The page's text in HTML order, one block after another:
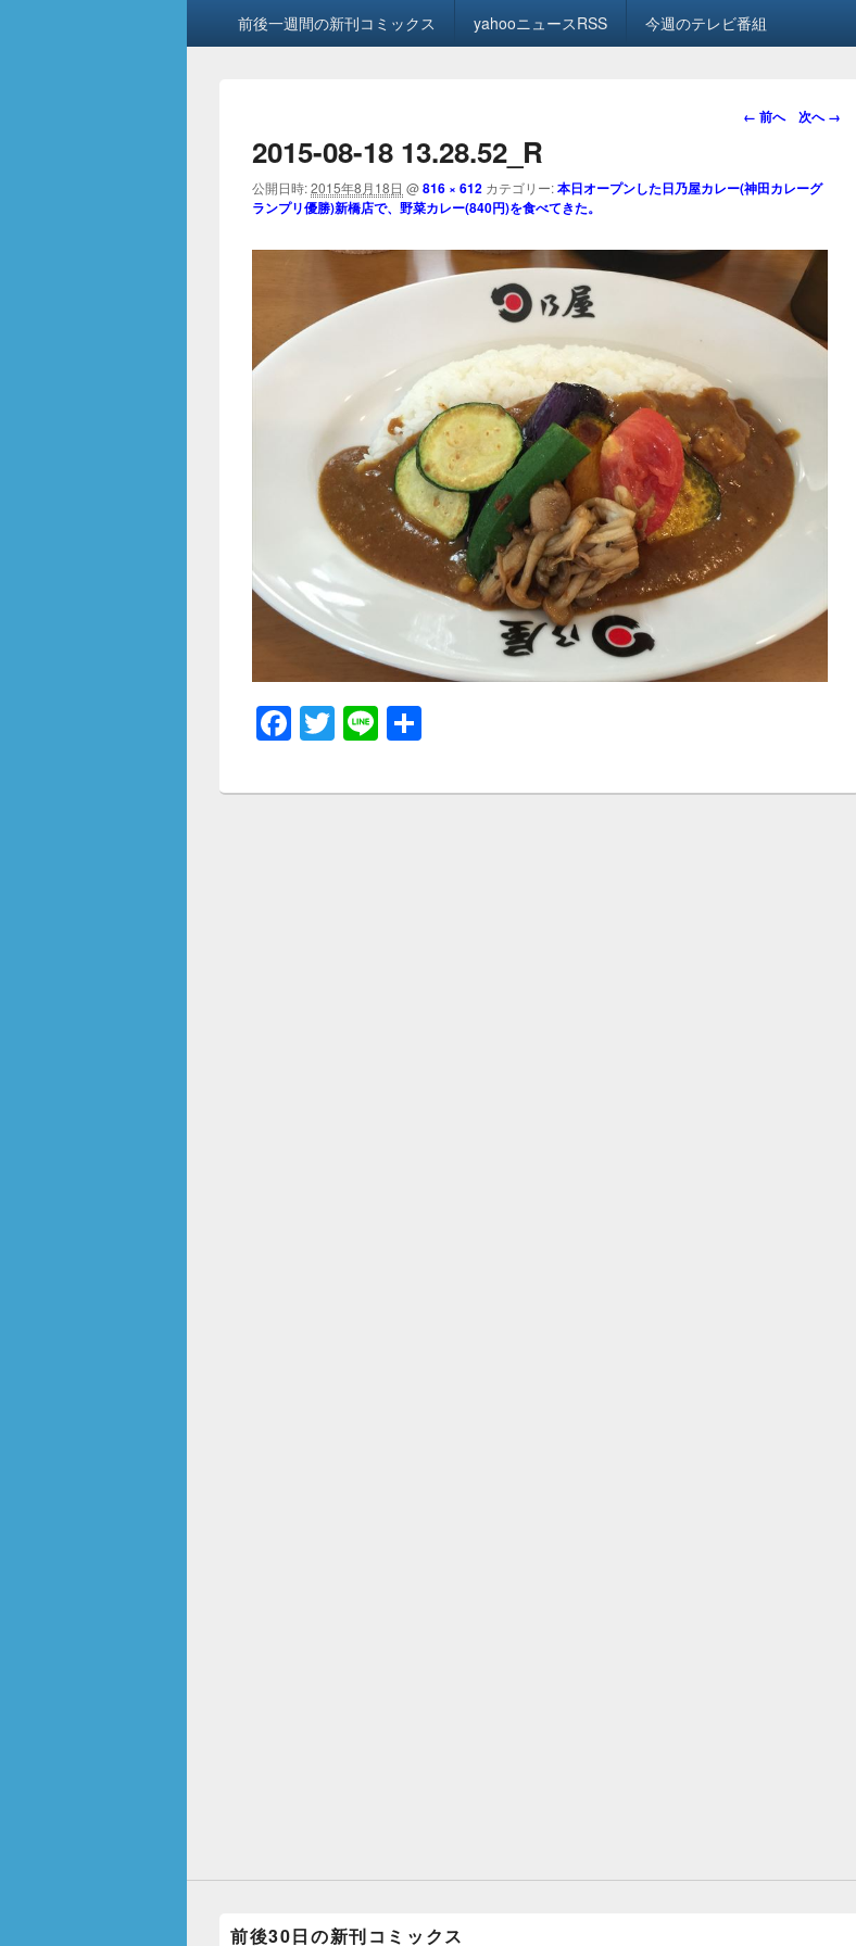
前後一週間の新刊コミックス yahooニュースRSS 今週のテレビ番組
画
ビ
シ
ン
← 前へ 次へ →
2015-08-18 13.28.52_R
公開日時:2015年8月18日 @816 × 612 カテゴリー:本日オープンした日乃屋カレー(神田カレーグ
ランプリ優勝)新橋店で、野菜カレー(840円)を食べてきた。
F
c
T
tt
Li
e
前後30日の新刊コミックス